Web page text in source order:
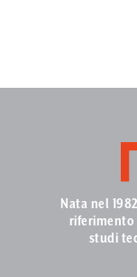
Nata nel
riferimento
studi